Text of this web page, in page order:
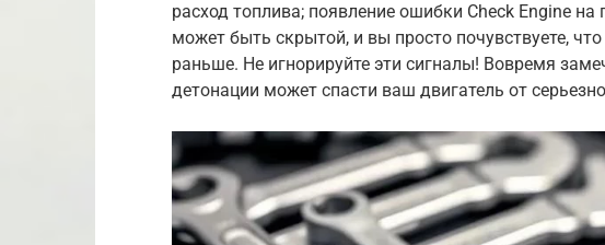
расход топлива; появление ошибки Check Engine
может быть скрытой, и вы просто почувствуете,
раньше. Не игнорируйте эти сигналы! Вовремя
детонации может спасти ваш двигатель от